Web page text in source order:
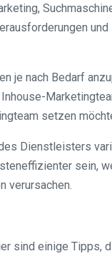
je nach Bedarf
setzen
Dienstleisters
sein,
verursachen.
sind einige Tipps,